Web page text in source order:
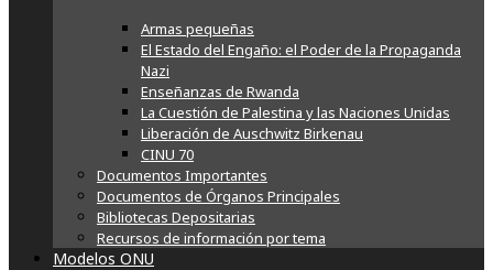
Armas pequeñas
El Estado del Engaño: el Poder de la Propaganda
Nazi
Enseñanzas de Rwanda
La Cuestión de Palestina y las Naciones Unidas
Liberación de Auschwitz Birkenau
CINU 70
Documentos Importantes
Documentos de Órganos Principales
Bibliotecas Depositarias
Recursos de información por tema
Modelos ONU